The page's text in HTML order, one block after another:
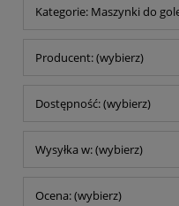
Kategorie: Maszynki do
Producent: (wybierz)
Dostępność: (wybierz)
Wysyłka w: (wybierz)
Ocena: (wybierz)